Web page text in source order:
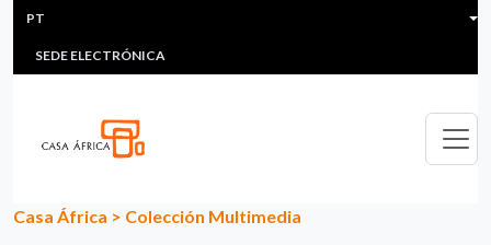
Passar para o conteúdo principal
HEADER MENU
MULTIMEDIA
SEDE ELECTRÓNICA
PT
Casa África > Colección Multimedia